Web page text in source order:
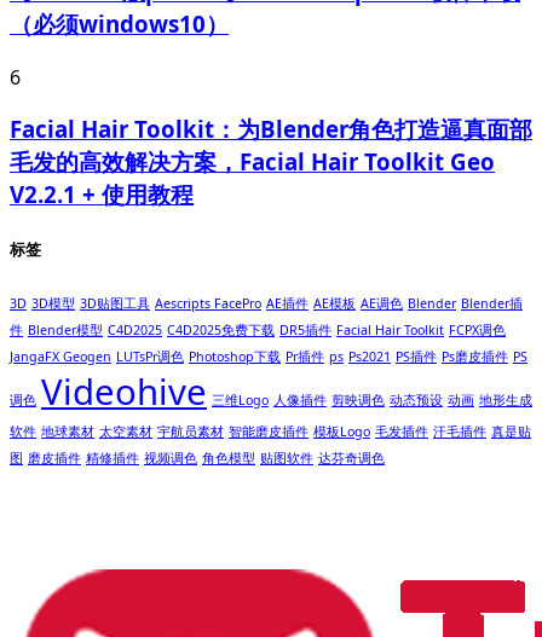
（必须windows10）
6
Facial Hair Toolkit：为Blender角色打造逼真面部
毛发的高效解决方案，Facial Hair Toolkit Geo
V2.2.1 + 使用教程
标签
3D 3D模型 3D贴图工具 Aescripts FacePro AE插件 AE模板 AE调色 Blender Blender插
件 Blender模型 C4D2025 C4D2025免费下载 DR5插件 Facial Hair Toolkit FCPX调色
JangaFX Geogen LUTsPr调色 Photoshop下载 Pr插件 ps Ps2021 PS插件 Ps磨皮插件 PS
调色 Videohive 三维Logo 人像插件 剪映调色 动态预设 动画 地形生成
软件 地球素材 太空素材 宇航员素材 智能磨皮插件 模板Logo 毛发插件 汗毛插件 真是贴
图 磨皮插件 精修插件 视频调色 角色模型 贴图软件 达芬奇调色